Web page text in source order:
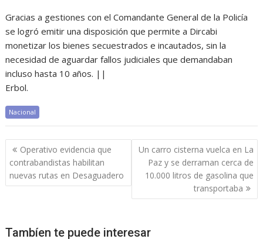
Gracias a gestiones con el Comandante General de la Policía
se logró emitir una disposición que permite a Dircabi
monetizar los bienes secuestrados e incautados, sin la
necesidad de aguardar fallos judiciales que demandaban
incluso hasta 10 años. ||
Erbol.
Nacional
Navegación
de
entradas
Operativo evidencia que
contrabandistas habilitan
nuevas rutas en Desaguadero
Un carro cisterna vuelca en La
Paz y se derraman cerca de
10.000 litros de gasolina que
transportaba
Tambíen te puede interesar